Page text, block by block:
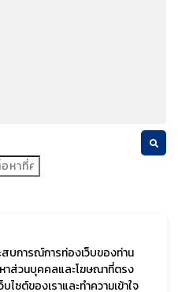
ว ๆ นี้
บการณ์การท่องเว็บของท่าน
าส่วนบุคคลและโฆษณาที่ตรง
บไซต์ของเราและทำความเข้าใจ